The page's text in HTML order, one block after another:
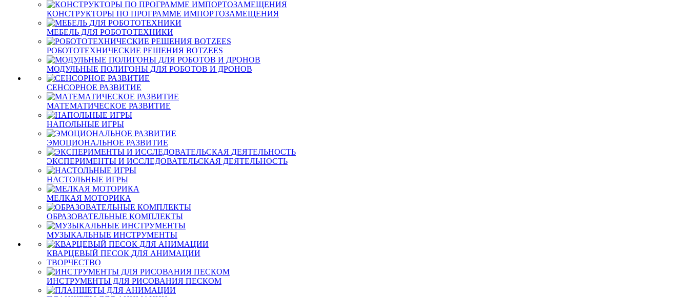
КОНСТРУКТОРЫ ПО ПРОГРАММЕ ИМПОРТОЗАМЕЩЕНИЯ
МЕБЕЛЬ ДЛЯ РОБОТОТЕХНИКИ
РОБОТОТЕХНИЧЕСКИЕ РЕШЕНИЯ BOTZEES
МОДУЛЬНЫЕ ПОЛИГОНЫ ДЛЯ РОБОТОВ И ДРОНОВ
СЕНСОРНОЕ РАЗВИТИЕ
МАТЕМАТИЧЕСКОЕ РАЗВИТИЕ
НАПОЛЬНЫЕ ИГРЫ
ЭМОЦИОНАЛЬНОЕ РАЗВИТИЕ
ЭКСПЕРИМЕНТЫ И ИССЛЕДОВАТЕЛЬСКАЯ ДЕЯТЕЛЬНОСТЬ
НАСТОЛЬНЫЕ ИГРЫ
МЕЛКАЯ МОТОРИКА
ОБРАЗОВАТЕЛЬНЫЕ КОМПЛЕКТЫ
МУЗЫКАЛЬНЫЕ ИНСТРУМЕНТЫ
КВАРЦЕВЫЙ ПЕСОК ДЛЯ АНИМАЦИИ
ТВОРЧЕСТВО
ИНСТРУМЕНТЫ ДЛЯ РИСОВАНИЯ ПЕСКОМ